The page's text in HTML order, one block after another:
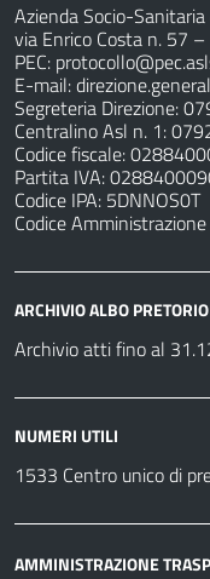
Azienda Socio-Sanitaria
via Enrico Costa n. 57 –
PEC:
E-mail:
Segreteria Direzione:
Centralino Asl n. 1:
Codice fiscale:
Partita IVA:
Codice IPA: 5DNNOS0T
Codice
ARCHIVIO ALBO PRETORIO
Archivio atti fino al
NUMERI UTILI
1533 Centro unico di
AMMINISTRAZIONE